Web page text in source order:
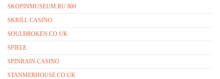
SKOPINMUSEUM.RU 800
SKRILL CASINO
SOULBROKEN.CO.UK
SPIELE
SPINRAIN CASINO
STANMERHOUSE.CO.UK